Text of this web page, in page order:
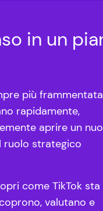
in un
più
rapidamente,
aprire un
ruolo strategico
come TikTok sta
valutano e